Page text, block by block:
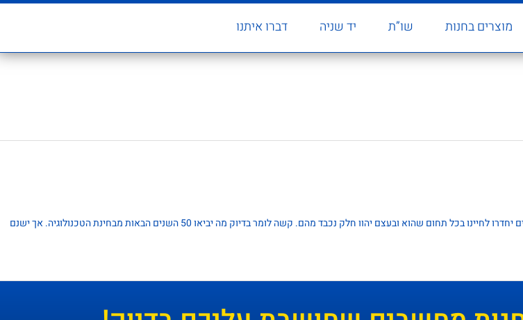
מוצרים בחנות שו”ת יד שניה דברו איתנו
מחשב העתיד אינו עוסק רק במראהו, אלא גם כיצד הוא ישנה את החיים. באופן כללי, אפשר לומר שהמחשבים יחדרו לחיינו בכל תחום שהוא ובעצם יהוו חלק נכבד מהם. קשה לומר בדיוק מה יביאו 50 השנים הבאות מבחינת הטכנולוגיה. אך ישנם